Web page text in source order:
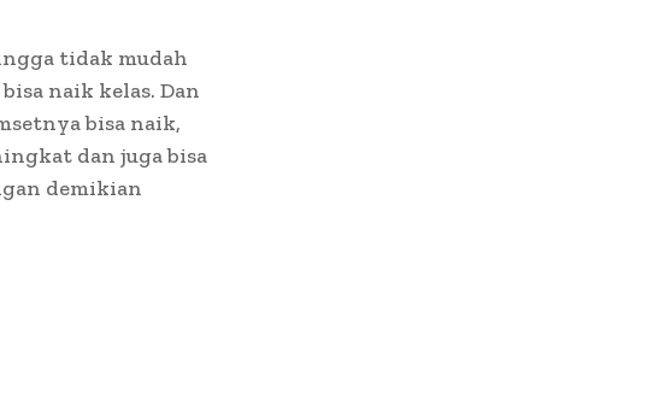
tidak mudah
naik kelas. Dan
bisa naik,
dan juga bisa
demikian